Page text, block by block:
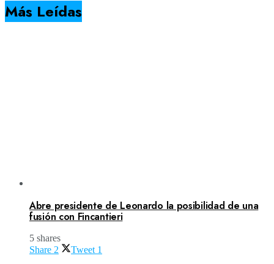
Más Leídas
Abre presidente de Leonardo la posibilidad de una
fusión con Fincantieri
5 shares
Share 2 Tweet 1